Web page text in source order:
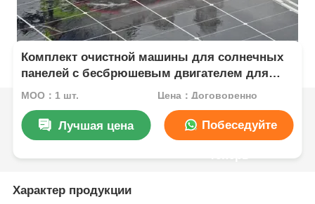
Комплект очистной машины для солнечных
панелей с бесбрюшевым двигателем для
сухой и влажной очистки
MOQ：1 шт. Цена：Договоренно
Лучшая цена Побеседуйте
Характер продукции